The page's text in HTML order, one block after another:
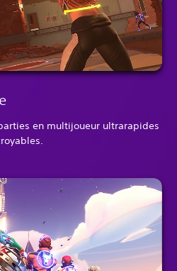
en multijoueur ultrarapides